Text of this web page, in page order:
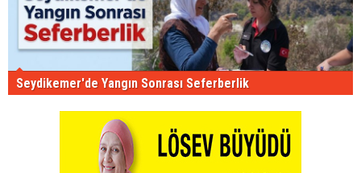
Seydikemer'de Yangın Sonrası Seferberlik